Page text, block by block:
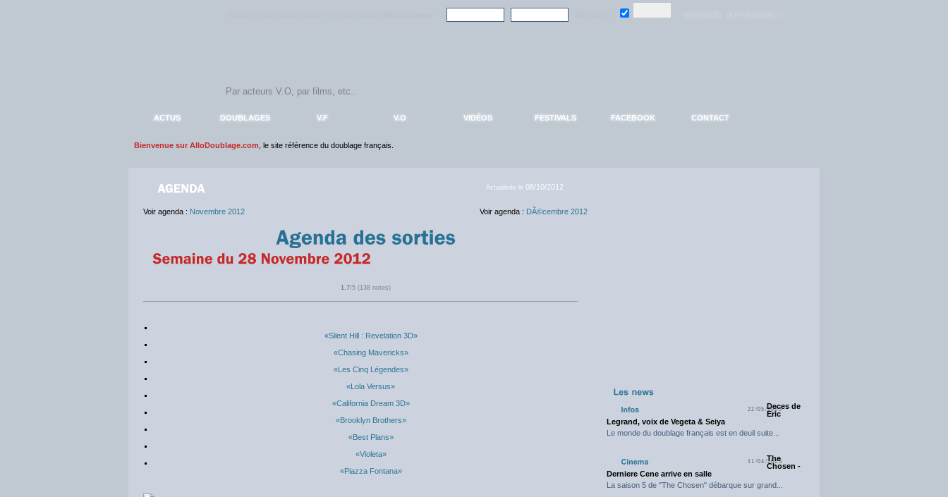
ACTUS DOUBLAGES V.F V.O VIDÉOS FESTIVALS FACEBOOK CONTACT
Bienvenue sur AlloDoublage.com , le site référence du doublage français.
Actualisée le 08/10/2012
Voir agenda : DÃ©cembre 2012
Voir agenda : Novembre 2012
1.7/5 (138 notes)
«Silent Hill : Revelation 3D»
«Chasing Mavericks»
«Les Cinq Légendes»
«Lola Versus»
«California Dream 3D»
«Brooklyn Brothers»
«Best Plans»
«Violeta»
«Piazza Fontana»
22/05/2025Deces de
Eric
Legrand, voix de Vegeta & Seiya
Le monde du doublage français est en deuil suite...
11/04/2025
The
Chosen -
Derniere Cene arrive en salle
La saison 5 de "The Chosen" débarque sur grand...